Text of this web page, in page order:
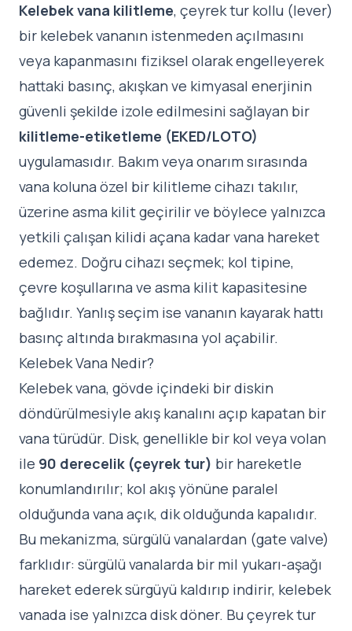
Kelebek vana kilitleme, çeyrek tur kollu (lever)
bir kelebek vananın istenmeden açılmasını
veya kapanmasını fiziksel olarak engelleyerek
hattaki basınç, akışkan ve kimyasal enerjinin
güvenli şekilde izole edilmesini sağlayan bir
kilitleme-etiketleme (EKED/LOTO)
uygulamasıdır. Bakım veya onarım sırasında
vana koluna özel bir kilitleme cihazı takılır,
üzerine asma kilit geçirilir ve böylece yalnızca
yetkili çalışan kilidi açana kadar vana hareket
edemez. Doğru cihazı seçmek; kol tipine,
çevre koşullarına ve asma kilit kapasitesine
bağlıdır. Yanlış seçim ise vananın kayarak hattı
basınç altında bırakmasına yol açabilir.
Kelebek Vana Nedir?
Kelebek vana, gövde içindeki bir diskin
döndürülmesiyle akış kanalını açıp kapatan bir
vana türüdür. Disk, genellikle bir kol veya volan
ile 90 derecelik (çeyrek tur) bir hareketle
konumlandırılır; kol akış yönüne paralel
olduğunda vana açık, dik olduğunda kapalıdır.
Bu mekanizma, sürgülü vanalardan (gate valve)
farklıdır: sürgülü vanalarda bir mil yukarı-aşağı
hareket ederek sürgüyü kaldırıp indirir, kelebek
vanada ise yalnızca disk döner. Bu çeyrek tur